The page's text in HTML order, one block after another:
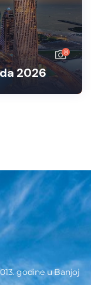
8
2026
godine u Banjoj